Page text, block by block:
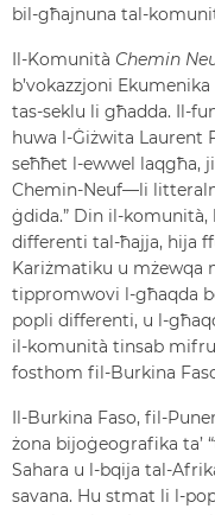
bil-għajnuna tal-
Il-Komunità Chemin
b’vokazzjoni
tas-seklu li għadda. Il-
huwa l-Ġiżwita Laurent
seħħet l-ewwel laqgħa,
Chemin-Neuf—li
ġdida.” Din il-
differenti tal-ħajja, hija
Kariżmatiku u mżewqa
tippromwovi l-għaqda
popli differenti, u l-
il-komunità tinsab
fosthom fil-Burkina
Il-Burkina Faso, fil-
żona bijoġeografika ta’
Sahara u l-bqija tal-
savana. Hu stmat li l-